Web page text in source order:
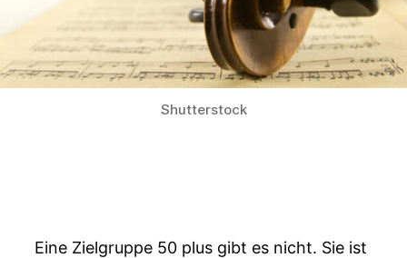
Shutterstock
Eine Zielgruppe 50 plus gibt es nicht. Sie ist